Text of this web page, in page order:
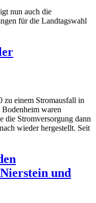
nun auch die
für die Landtagswahl
zu einem Stromausfall in
waren
die Stromversorgung dann
wieder hergestellt. Seit
und